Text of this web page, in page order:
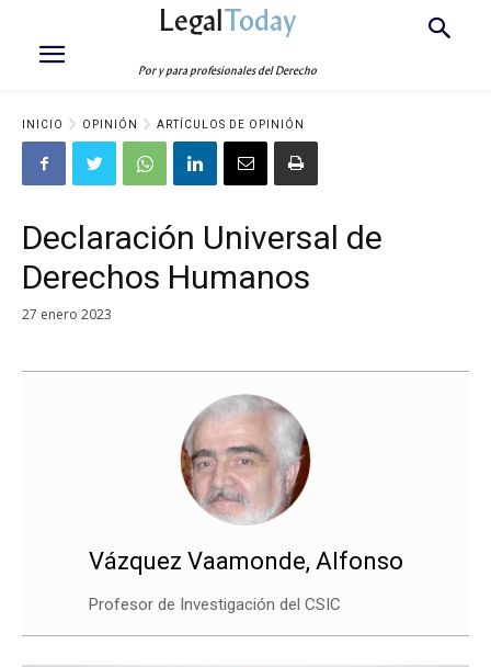
LegalToday
Por y para profesionales del Derecho
INICIO OPINIÓN ARTÍCULOS DE OPINIÓN
Declaración Universal de
Derechos Humanos
27 enero 2023
Vázquez Vaamonde, Alfonso
Profesor de Investigación del CSIC